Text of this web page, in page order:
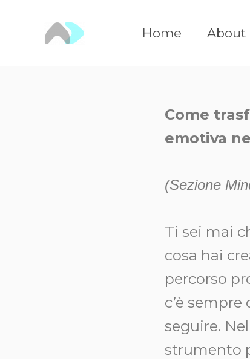
Home About
Come
emotiva
(Sezione
Ti sei mai
cosa hai
percorso
c’è
seguire.
strumento